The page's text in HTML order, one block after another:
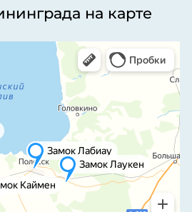
на карте